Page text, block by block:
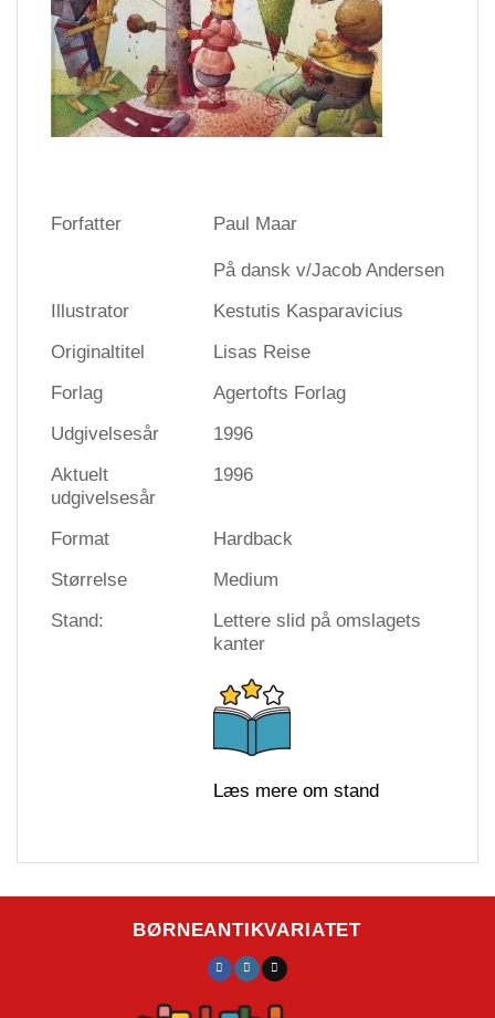
Forfatter Paul Maar
På dansk v/Jacob Andersen
Illustrator
Kestutis Kasparavicius
Originaltitel
Lisas Reise
Forlag
Agertofts Forlag
Udgivelsesår
1996
Aktuelt
udgivelsesår
1996
Format
Hardback
Størrelse
Medium
Stand:
Lettere slid på omslagets
kanter
Læs mere om stand
BØRNEANTIKVARIATET